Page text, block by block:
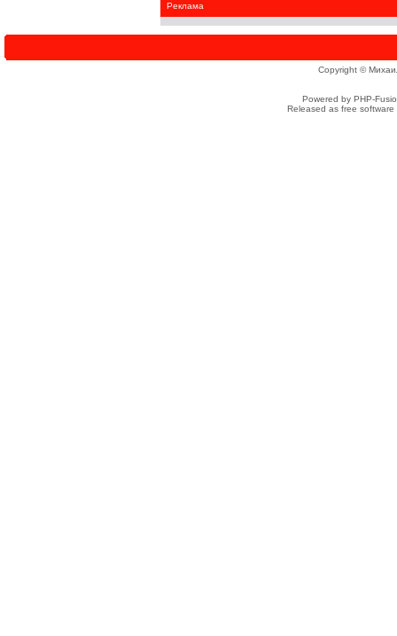
Реклама
Copyright ©
Powered by PHP-
Released as free